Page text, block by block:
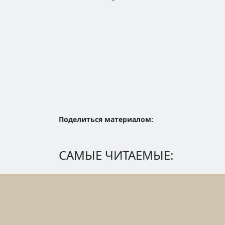
Поделиться материалом:
САМЫЕ ЧИТАЕМЫЕ: